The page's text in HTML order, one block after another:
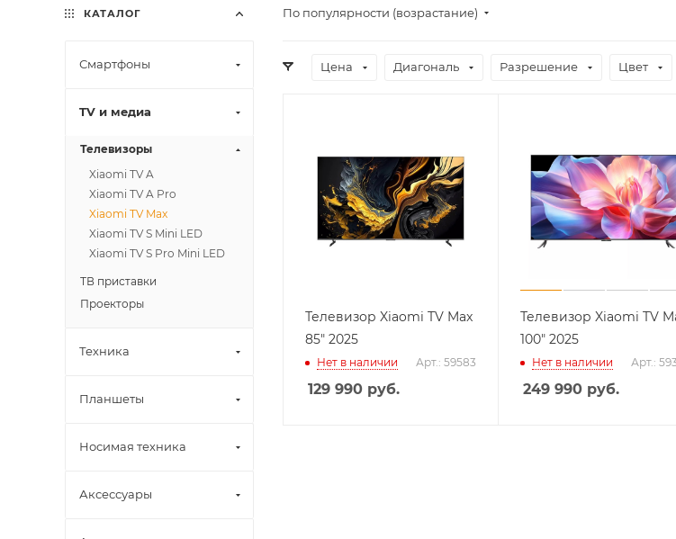
По популярности (возрастание)
Цена Диагональ Разрешение Цвет
Телевизор Xiaomi TV Max
85" 2025
Нет в наличии Арт.: 59583
129 990 руб.
Телевизор Xiaomi TV
100" 2025
Нет в наличии Арт.:
249 990 руб.
КАТАЛОГ
Смартфоны
TV и медиа
Телевизоры
Xiaomi TV A
Xiaomi TV A Pro
Xiaomi TV Max
Xiaomi TV S Mini LED
Xiaomi TV S Pro Mini LED
ТВ приставки
Проекторы
Техника
Планшеты
Носимая техника
Аксессуары
на части
25%
Оплачивайте сегодня только
25% картой любого банка